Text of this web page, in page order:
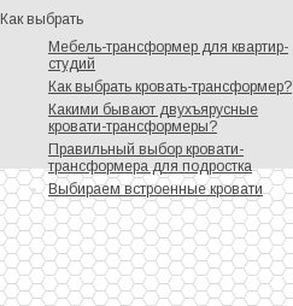
Как выбрать
Мебель-трансформер для квартир-
студий
Как выбрать кровать-трансформер?
Какими бывают двухъярусные
кровати-трансформеры?
Правильный выбор кровати-
трансформера для подростка
Выбираем встроенные кровати